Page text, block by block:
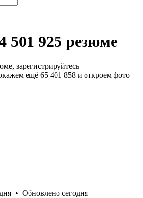
501 925 резюме
зарегистрируйтесь
ещё 65 401 858 и откроем фото
• Обновлено сегодня